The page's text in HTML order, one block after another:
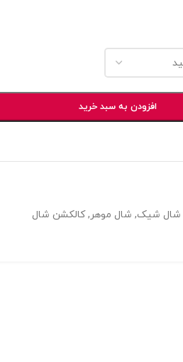
افزودن به سبد خرید
شال شیک, شال موهر, کالکشن شال